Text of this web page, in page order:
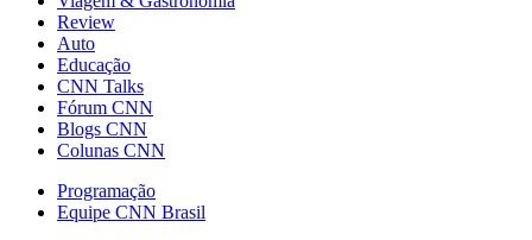
Review
Auto
Educação
CNN Talks
Fórum CNN
Blogs CNN
Colunas CNN
Programação
Equipe CNN Brasil